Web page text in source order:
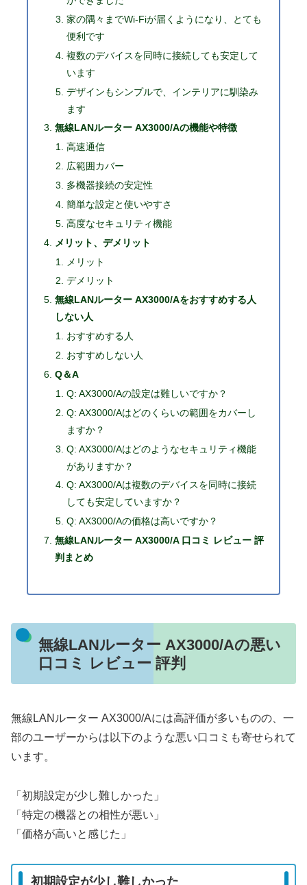
家の隅々までWi-Fiが届くようになり、とても
便利です
複数のデバイスを同時に接続しても安定して
います
デザインもシンプルで、インテリアに馴染み
ます
無線LANルーター AX3000/Aの機能や特徴
高速通信
広範囲カバー
多機器接続の安定性
簡単な設定と使いやすさ
高度なセキュリティ機能
メリット、デメリット
メリット
デメリット
無線LANルーター AX3000/Aをおすすめする人
しない人
おすすめする人
おすすめしない人
Q＆A
Q: AX3000/Aの設定は難しいですか？
Q: AX3000/Aはどのくらいの範囲をカバーし
ますか？
Q: AX3000/Aはどのようなセキュリティ機能
がありますか？
Q: AX3000/Aは複数のデバイスを同時に接続
しても安定していますか？
Q: AX3000/Aの価格は高いですか？
無線LANルーター AX3000/A 口コミ レビュー 評
判まとめ
無線LANルーター AX3000/Aの悪い
口コミ レビュー 評判
無線LANルーター AX3000/Aには高評価が多いものの、一
部のユーザーからは以下のような悪い口コミも寄せられて
います。
「初期設定が少し難しかった」
「特定の機器との相性が悪い」
「価格が高いと感じた」
初期設定が少し難しかった